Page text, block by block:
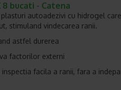
bucati - Catena
autoadezivi cu hidrogel
stimuland vindecarea ranii.
astfel durerea
factorilor externi
facila a ranii, fara a